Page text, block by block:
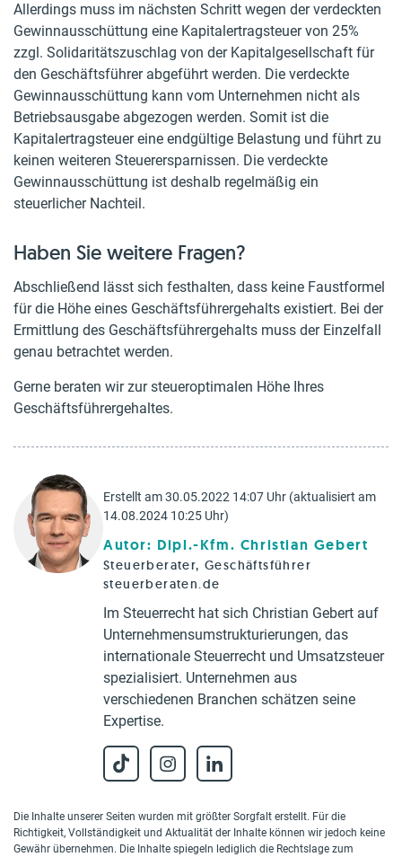
Allerdings muss im nächsten Schritt wegen der verdeckten
Gewinnausschüttung eine Kapitalertragsteuer von 25%
zzgl. Solidaritätszuschlag von der Kapitalgesellschaft für
den Geschäftsführer abgeführt werden. Die verdeckte
Gewinnausschüttung kann vom Unternehmen nicht als
Betriebsausgabe abgezogen werden. Somit ist die
Kapitalertragsteuer eine endgültige Belastung und führt zu
keinen weiteren Steuerersparnissen. Die verdeckte
Gewinnausschüttung ist deshalb regelmäßig ein
steuerlicher Nachteil.
Haben Sie weitere Fragen?
Abschließend lässt sich festhalten, dass keine Faustformel
für die Höhe eines Geschäftsführergehalts existiert. Bei der
Ermittlung des Geschäftsführergehalts muss der Einzelfall
genau betrachtet werden.
Gerne beraten wir zur steueroptimalen Höhe Ihres
Geschäftsführergehaltes.
Erstellt am 30.05.2022 14:07 Uhr (aktualisiert am
14.08.2024 10:25 Uhr)
Autor: Dipl.-Kfm. Christian Gebert
Steuerberater, Geschäftsführer
steuerberaten.de
Im Steuerrecht hat sich Christian Gebert auf
Unternehmensumstrukturierungen, das
internationale Steuerrecht und Umsatzsteuer
spezialisiert. Unternehmen aus
verschiedenen Branchen schätzen seine
Expertise.
Die Inhalte unserer Seiten wurden mit größter Sorgfalt erstellt. Für die
Richtigkeit, Vollständigkeit und Aktualität der Inhalte können wir jedoch keine
Gewähr übernehmen. Die Inhalte spiegeln lediglich die Rechtslage zum